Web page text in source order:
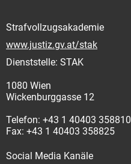
Strafvollzugsakademie
www.justiz.gv.at/stak
Dienststelle: STAK
1080 Wien
Wickenburggasse 12
Telefon: +43 1 40403 358810
Fax: +43 1 40403 358825
Social Media Kanäle